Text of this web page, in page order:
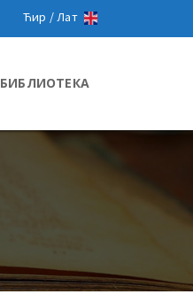
Ћир /Лат
БИБЛИОТЕКА